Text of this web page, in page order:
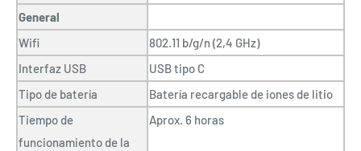
General
Wifi
802.11 b/g/n (2,4 GHz)
Interfaz USB
USB tipo C
Tipo de batería
Batería recargable de iones de litio
Tiempo de
funcionamiento de la
Aprox. 6 horas